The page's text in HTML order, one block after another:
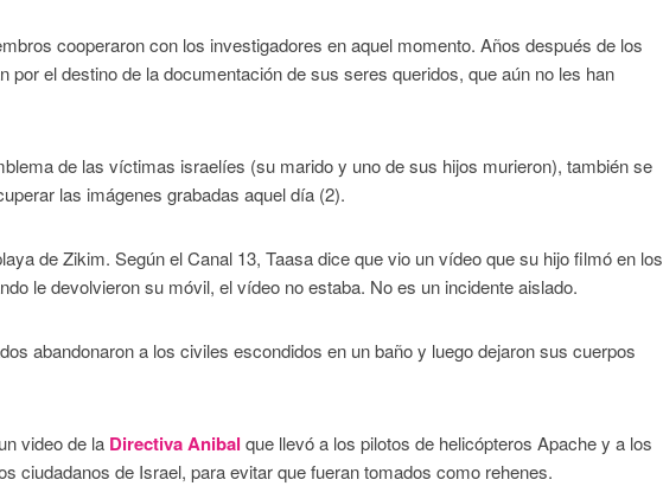
cooperaron con los investigadores en aquel momento. Años después de los
por el destino de la documentación de sus seres queridos, que aún no les han
de las víctimas israelíes (su marido y uno de sus hijos murieron), también se
las imágenes grabadas aquel día (2).
de Zikim. Según el Canal 13, Taasa dice que vio un vídeo que su hijo filmó en los
le devolvieron su móvil, el vídeo no estaba. No es un incidente aislado.
abandonaron a los civiles escondidos en un baño y luego dejaron sus cuerpos
video de la Directiva Anibal que llevó a los pilotos de helicópteros Apache y a los
ciudadanos de Israel, para evitar que fueran tomados como rehenes.